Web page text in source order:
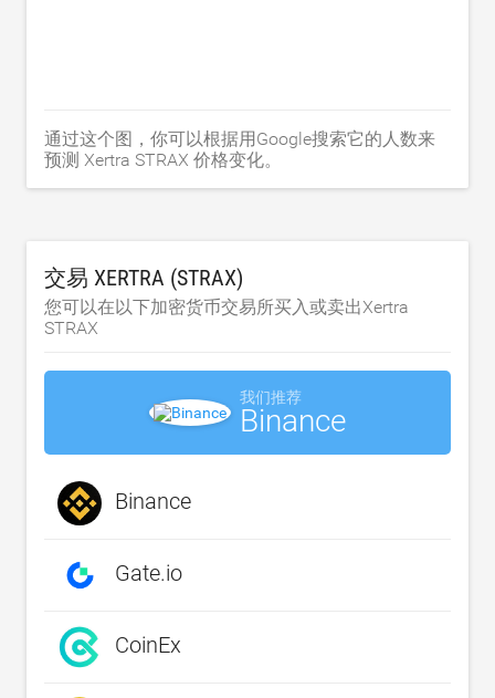
通过这个图，你可以根据用Google搜索它的人数来
预测 Xertra STRAX 价格变化。
交易 XERTRA (STRAX)
您可以在以下加密货币交易所买入或卖出Xertra
STRAX
我们推荐
Binance
Binance
Gate.io
CoinEx